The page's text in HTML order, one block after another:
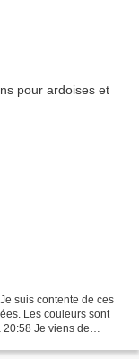
suis contente de ces
Les couleurs sont
Je viens de